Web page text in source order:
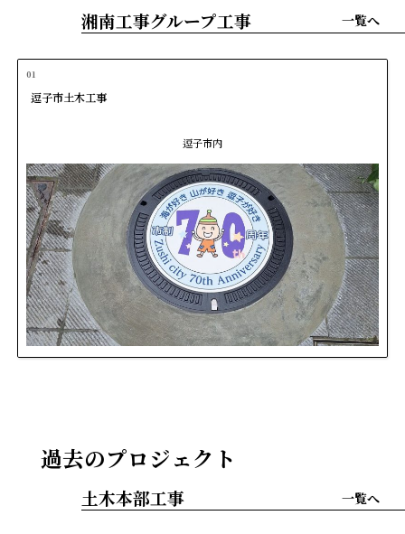
湘南工事グループ工事 一覧へ
01
逗子市土木工事
逗子市内
過去のプロジェクト
土木本部工事 一覧へ